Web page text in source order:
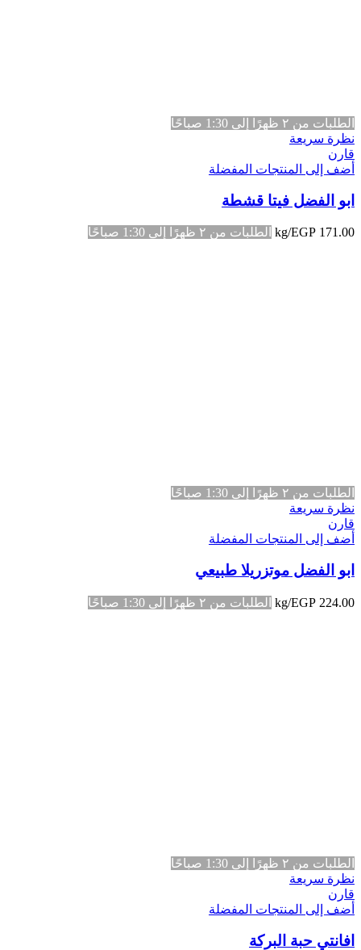
الطلبات من ٢ ظهرًا إلى 1:30 صباحًا
نظرة سريعة
قارن
أضف إلى المنتجات المفضلة
ابو الفضل فيتا قشطة
EGP 171.00
/kg الطلبات من ٢ ظهرًا إلى 1:30 صباحًا
الطلبات من ٢ ظهرًا إلى 1:30 صباحًا
نظرة سريعة
قارن
أضف إلى المنتجات المفضلة
ابو الفضل موتزريلا طبيعي
EGP 224.00
/kg الطلبات من ٢ ظهرًا إلى 1:30 صباحًا
الطلبات من ٢ ظهرًا إلى 1:30 صباحًا
نظرة سريعة
قارن
أضف إلى المنتجات المفضلة
افانتي حبة البركة